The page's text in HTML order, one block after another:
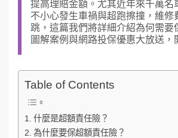
提高理賠金額。尤其近年來千萬名
不小心發生車禍與超跑擦撞，維修
跳，這篇我們將詳細介紹為何需要
圖解案例與網路投保優惠大放送，
Table of Contents
什麼是超額責任險？
為什麼要保超額責任險？